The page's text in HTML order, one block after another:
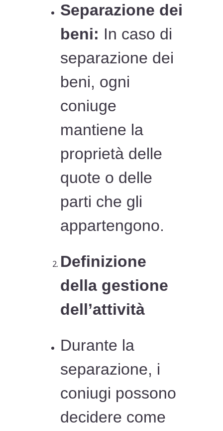
Separazione dei
beni: In caso di
separazione dei
beni, ogni
coniuge
mantiene la
proprietà delle
quote o delle
parti che gli
appartengono.
Definizione
della gestione
dell’attività
Durante la
separazione, i
coniugi possono
decidere come